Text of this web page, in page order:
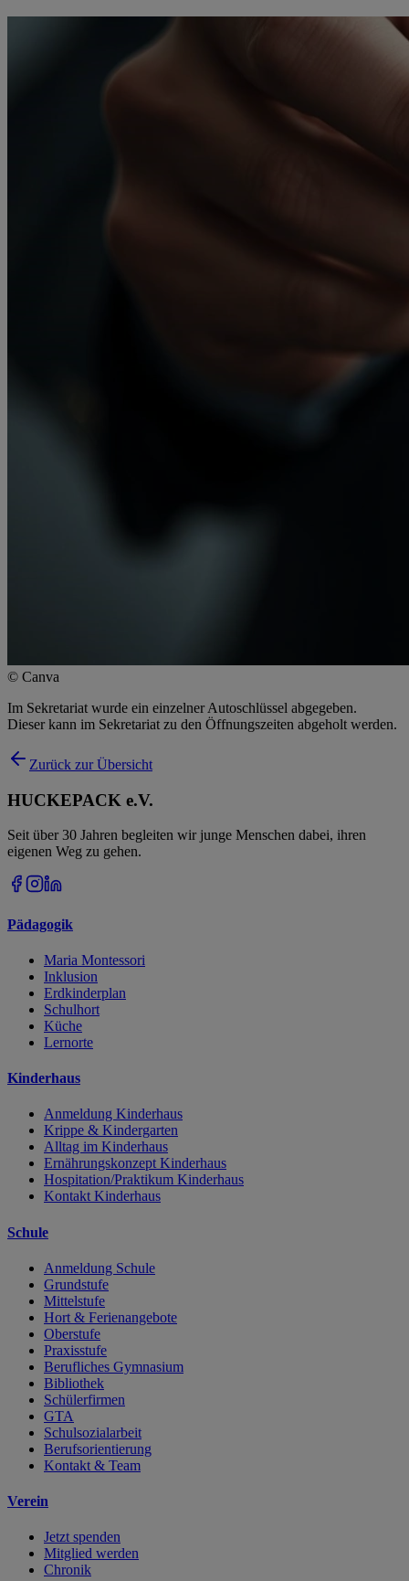
© Canva
Im Sekretariat wurde ein einzelner Autoschlüssel abgegeben.
Dieser kann im Sekretariat zu den Öffnungszeiten abgeholt werden.
Zurück zur Übersicht
HUCKEPACK e.V.
Seit über 30 Jahren begleiten wir junge Menschen dabei, ihren
eigenen Weg zu gehen.
Pädagogik
Maria Montessori
Inklusion
Erdkinderplan
Schulhort
Küche
Lernorte
Kinderhaus
Anmeldung Kinderhaus
Krippe & Kindergarten
Alltag im Kinderhaus
Ernährungskonzept Kinderhaus
Hospitation/Praktikum Kinderhaus
Kontakt Kinderhaus
Schule
Anmeldung Schule
Grundstufe
Mittelstufe
Hort & Ferienangebote
Oberstufe
Praxisstufe
Berufliches Gymnasium
Bibliothek
Schülerfirmen
GTA
Schulsozialarbeit
Berufsorientierung
Kontakt & Team
Verein
Jetzt spenden
Mitglied werden
Chronik